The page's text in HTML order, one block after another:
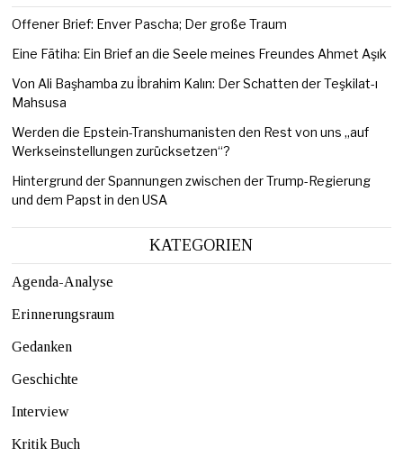
Offener Brief: Enver Pascha; Der große Traum
Eine Fātiha: Ein Brief an die Seele meines Freundes Ahmet Aşık
Von Ali Başhamba zu İbrahim Kalın: Der Schatten der Teşkilat-ı
Mahsusa
Werden die Epstein-Transhumanisten den Rest von uns „auf
Werkseinstellungen zurücksetzen“?
Hintergrund der Spannungen zwischen der Trump-Regierung
und dem Papst in den USA
KATEGORIEN
Agenda-Analyse
Erinnerungsraum
Gedanken
Geschichte
Interview
Kritik Buch